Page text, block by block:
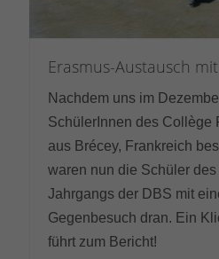
Erasmus-Austausch
Nachdem uns im
SchülerInnen des Collège
aus Brécey, Frankreich
waren nun die Schüler des
Jahrgangs der DBS mit
Gegenbesuch dran. Ein
führt zum Bericht!